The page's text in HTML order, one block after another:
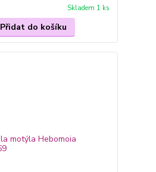
Skladem 1 ks
Přidat do košíku